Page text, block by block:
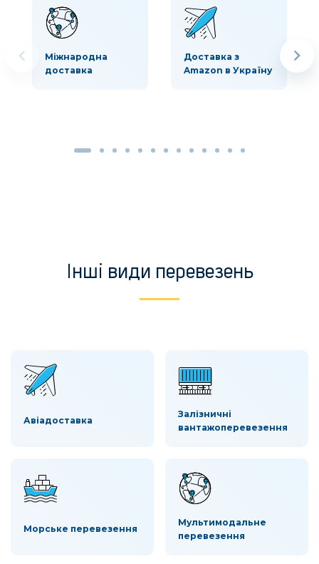
Міжнародна
доставка
Доставка з
Amazon в Україну
Інші види перевезень
Авіадоставка
Залізничні
вантажоперевезення
Морське перевезення
Мультимодальне
перевезення